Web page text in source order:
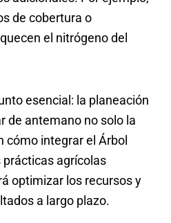
de cobertura o
el nitrógeno del
esencial: la planeación
de antemano no solo la
cómo integrar el Árbol
agrícolas
optimizar los recursos y
a largo plazo.